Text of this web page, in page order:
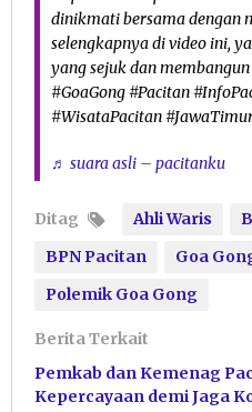
dinikmati bersama dengan
selengkapnya di video ini,
yang sejuk dan
#GoaGong #Pacitan
#WisataPacitan
♬ suara asli – pacitanku
Ditag Ahli Waris
BPN Pacitan
Goa
Polemik Goa Gong
Berita Terkait
Pemkab dan Kemenag
Kepercayaan demi Jaga